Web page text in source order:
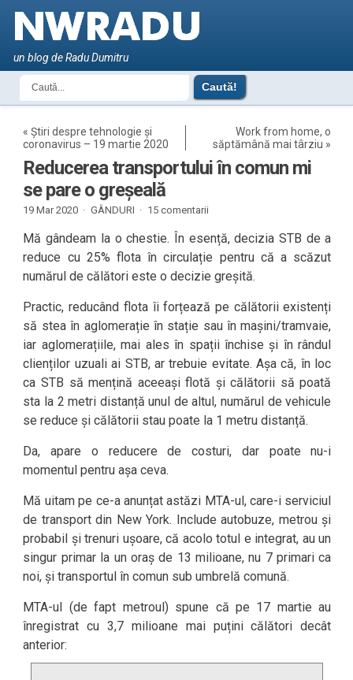
un blog de Radu Dumitru
«Știri despre tehnologie și
coronavirus – 19 martie 2020
Work from home, o
săptămână mai târziu »
Reducerea transportului în comun mi
se pare o greșeală
19 Mar 2020 · GÂNDURI · 15 comentarii
Mă gândeam la o chestie. În esență, decizia STB de a
reduce cu 25% flota în circulație pentru că a scăzut
numărul de călători este o decizie greșită.
Practic, reducând flota îi forțează pe călătorii existenți
să stea în aglomerație în stație sau în mașini/tramvaie,
iar aglomerațiile, mai ales în spații închise și în rândul
clienților uzuali ai STB, ar trebuie evitate. Așa că, în loc
ca STB să mențină aceeași flotă și călătorii să poată
sta la 2 metri distanță unul de altul, numărul de vehicule
se reduce și călătorii stau poate la 1 metru distanță.
Da, apare o reducere de costuri, dar poate nu-i
momentul pentru așa ceva.
Mă uitam pe ce-a anunțat astăzi MTA-ul, care-i serviciul
de transport din New York. Include autobuze, metrou și
probabil și trenuri ușoare, că acolo totul e integrat, au un
singur primar la un oraș de 13 milioane, nu 7 primari ca
noi, și transportul în comun sub umbrelă comună.
MTA-ul (de fapt metroul) spune că pe 17 martie au
înregistrat cu 3,7 milioane mai puțini călători decât
anterior: